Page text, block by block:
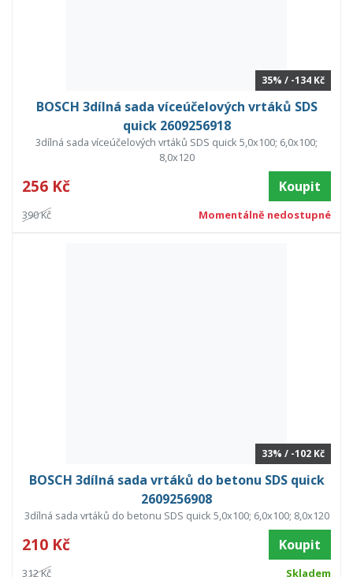
35% / -134 Kč
BOSCH 3dílná sada víceúčelových vrtáků SDS
quick 2609256918
3dílná sada víceúčelových vrtáků SDS quick 5,0x100; 6,0x100;
8,0x120
256 Kč Koupit
390 Kč Momentálně nedostupné
33% / -102 Kč
BOSCH 3dílná sada vrtáků do betonu SDS quick
2609256908
3dílná sada vrtáků do betonu SDS quick 5,0x100; 6,0x100; 8,0x120
210 Kč Koupit
312 Kč Skladem